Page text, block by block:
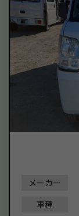
メーカー
車種